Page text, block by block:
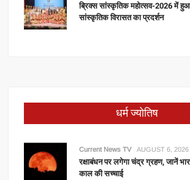
ब्रिक्स सांस्कृतिक महोत्सव-2026 में
सांस्कृतिक विरासत का प्रदर्शन
धर्म ज्योतिष
Current News TV AUGUST 6, 2026
रक्षाबंधन पर लगेगा चंद्र ग्रहण, जानें
काल की सच्चाई